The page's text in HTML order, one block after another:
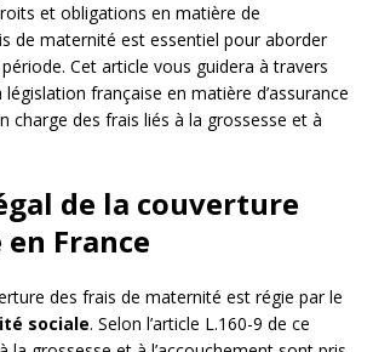
et obligations en matière de
de maternité est essentiel pour aborder
Cet article vous guidera à travers
française en matière d’assurance
charge des frais liés à la grossesse et à
de la couverture
France
des frais de maternité est régie par le
sociale. Selon l’article L.160-9 de ce